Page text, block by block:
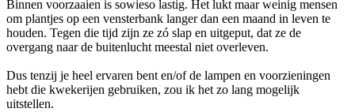
Binnen voorzaaien is sowieso lastig. Het lukt maar weinig mensen
om plantjes op een vensterbank langer dan een maand in leven te
houden. Tegen die tijd zijn ze zó slap en uitgeput, dat ze de
overgang naar de buitenlucht meestal niet overleven.
Dus tenzij je heel ervaren bent en/of de lampen en voorzieningen
hebt die kwekerijen gebruiken, zou ik het zo lang mogelijk
uitstellen.